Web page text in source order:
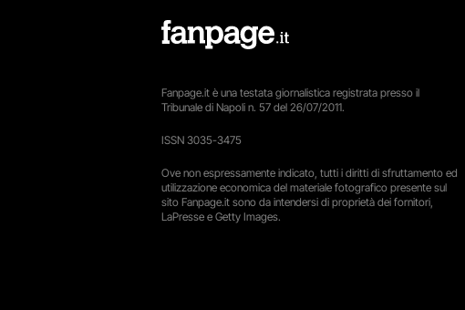
Fanpage.it è una testata giornalistica registrata presso il
Tribunale di Napoli n. 57 del 26/07/2011.
ISSN 3035-3475
Ove non espressamente indicato, tutti i diritti di sfruttamento ed
utilizzazione economica del materiale fotografico presente sul
sito Fanpage.it sono da intendersi di proprietà dei fornitori,
LaPresse e Getty Images.